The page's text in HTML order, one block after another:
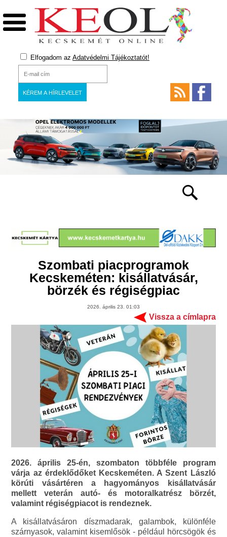
Elfogadom az Adatvédelmi Tájékoztatót!
Szombati piacprogramok
Kecskeméten: kisállatvásár,
börzék és régiségpiac
2026. április 23. 01:03
Vissza a címlapra
2026. április 25-én, szombaton többféle program
várja az érdeklődőket Kecskeméten. A Szent László
körúti vásártéren a hagyományos kisállatvásár
mellett veterán autó- és motoralkatrész börzét,
valamint régiségpiacot is rendeznek.
A kisállatvásáron díszmadarak, galambok, különféle
szárnyasok, valamint kisemlősök - például hörcsögök és